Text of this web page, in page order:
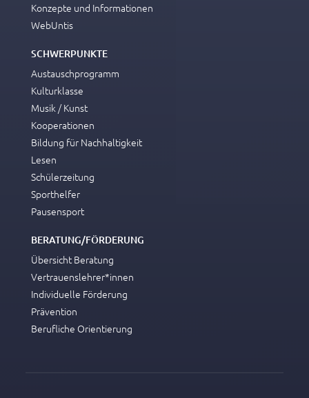
Konzepte und Informationen
WebUntis
SCHWERPUNKTE
Austauschprogramm
Kulturklasse
Musik / Kunst
Kooperationen
Bildung für Nachhaltigkeit
Lesen
Schülerzeitung
Sporthelfer
Pausensport
BERATUNG/FÖRDERUNG
Übersicht Beratung
Vertrauenslehrer*innen
Individuelle Förderung
Prävention
Berufliche Orientierung